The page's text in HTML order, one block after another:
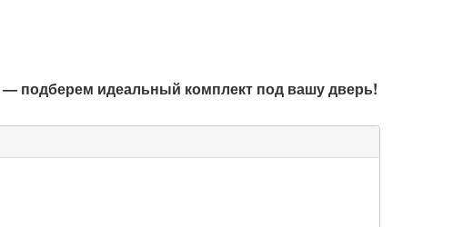
— подберем идеальный комплект под вашу дверь!